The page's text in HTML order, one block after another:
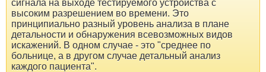
сигнала на выходе тестируемого устройства с
высоким разрешением во времени. Это
принципиально разный уровень анализа в плане
детальности и обнаружения всевозможных видов
искажений. В одном случае - это "среднее по
больнице, а в другом случае детальный анализ
каждого пациента".